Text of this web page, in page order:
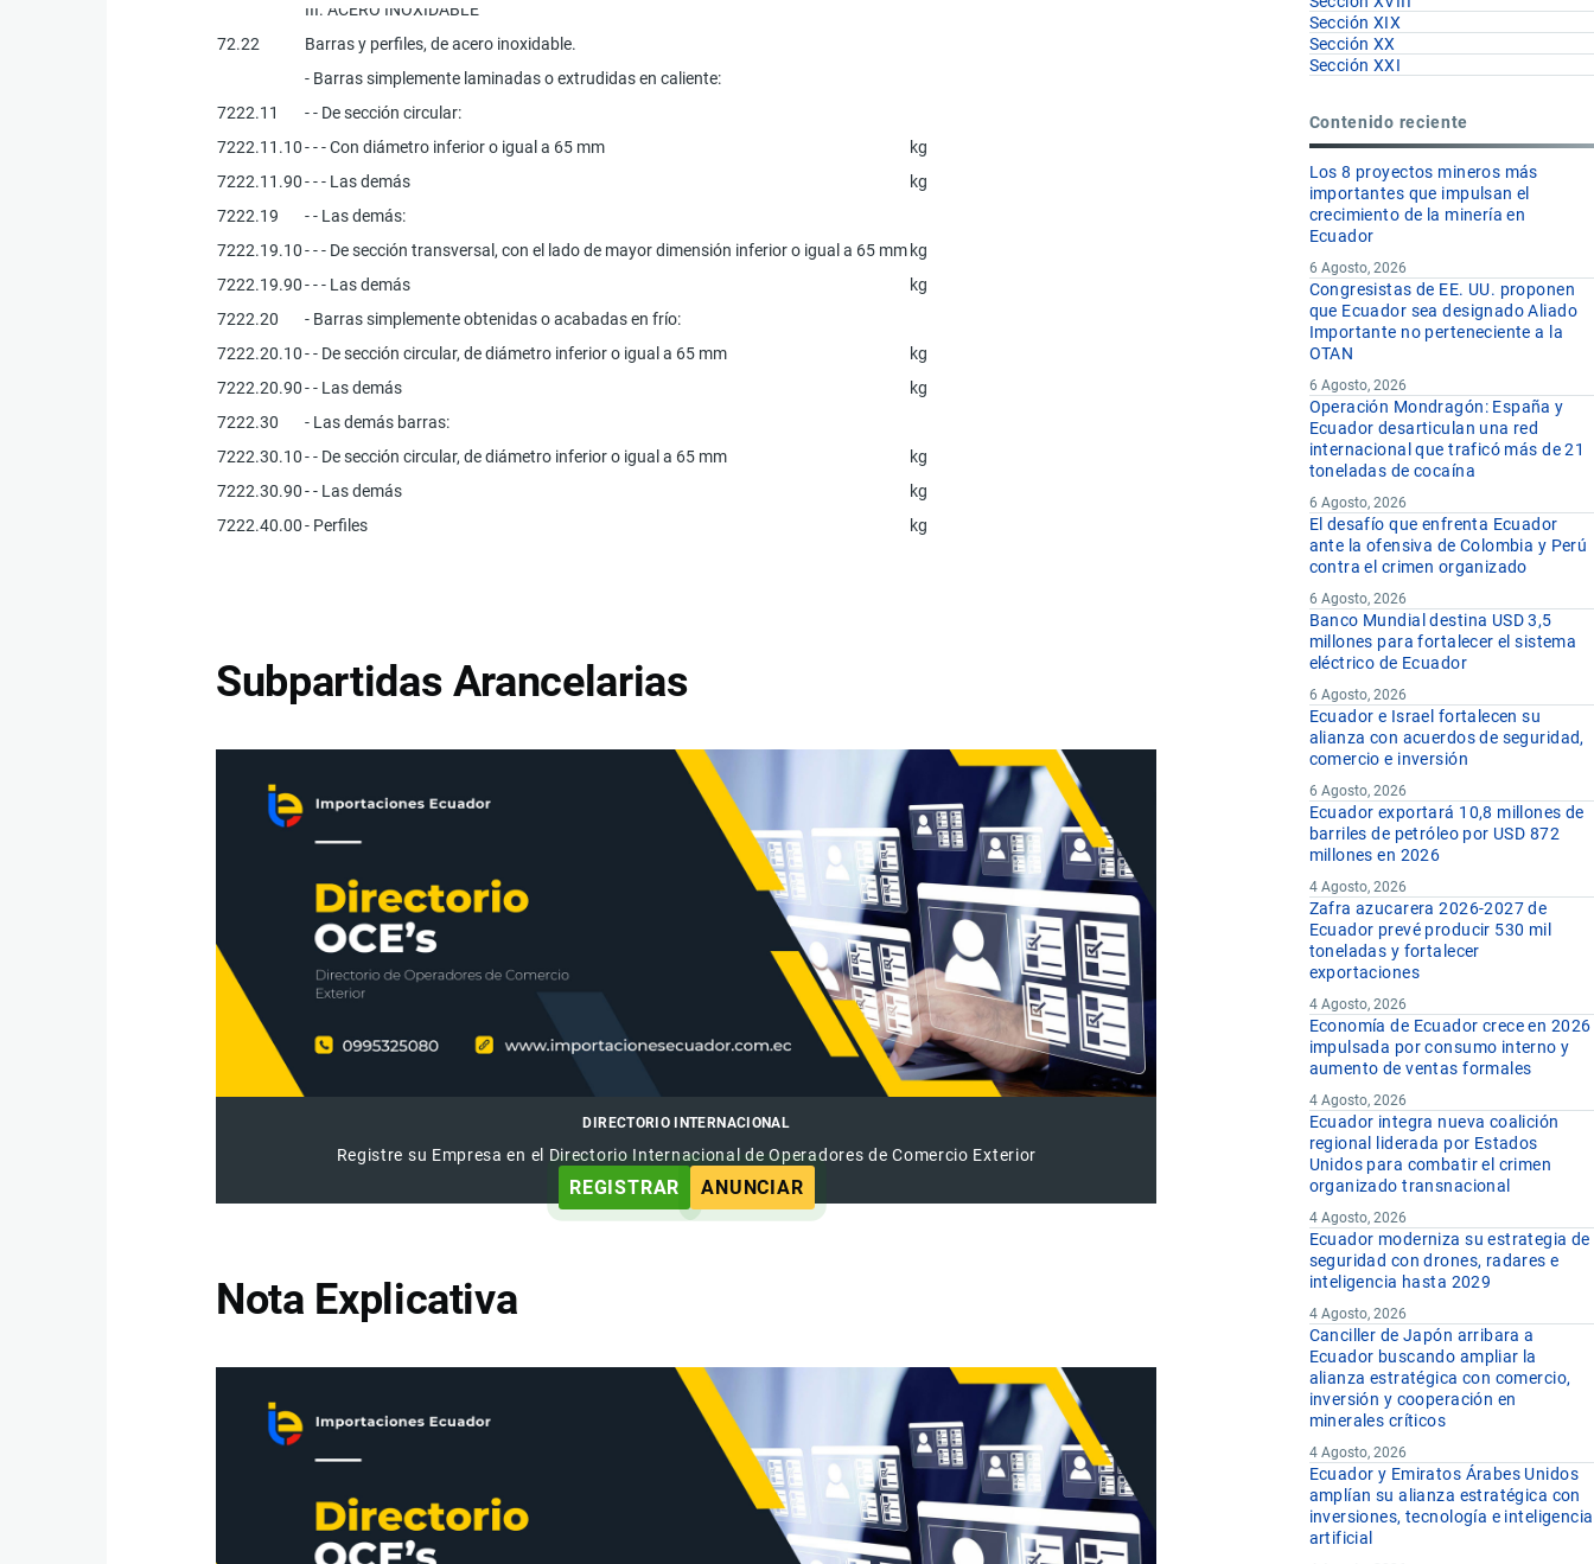
III. ACERO INOXIDABLE
72.22
Barras y perfiles, de acero inoxidable.
- Barras simplemente laminadas o extrudidas en caliente:
7222.11
- - De sección circular:
7222.11.10- - - Con diámetro inferior o igual a 65 mm
kg
7222.11.90- - - Las demás
kg
7222.19
- - Las demás:
7222.19.10- - - De sección transversal, con el lado de mayor dimensión inferior o igual a 65 mm kg
7222.19.90- - - Las demás
kg
7222.20
- Barras simplemente obtenidas o acabadas en frío:
7222.20.10- - De sección circular, de diámetro inferior o igual a 65 mm
kg
7222.20.90- - Las demás
kg
7222.30
- Las demás barras:
7222.30.10- - De sección circular, de diámetro inferior o igual a 65 mm
kg
7222.30.90- - Las demás
kg
7222.40.00- Perfiles kg
Subpartidas Arancelarias
DIRECTORIO INTERNACIONAL
Registre su Empresa en el Directorio Internacional de Operadores de Comercio Exterior
REGISTRAR ANUNCIAR
Nota Explicativa
Sección XIX
Sección XX
Sección XXI
Contenido reciente
Los 8 proyectos mineros más
importantes que impulsan el
crecimiento de la minería en
Ecuador
6 Agosto, 2026
Congresistas de EE. UU. proponen
que Ecuador sea designado Aliado
Importante no perteneciente a la
OTAN
6 Agosto, 2026
Operación Mondragón: España y
Ecuador desarticulan una red
internacional que traficó más de 21
toneladas de cocaína
6 Agosto, 2026
El desafío que enfrenta Ecuador
ante la ofensiva de Colombia y Perú
contra el crimen organizado
6 Agosto, 2026
Banco Mundial destina USD 3,5
millones para fortalecer el sistema
eléctrico de Ecuador
6 Agosto, 2026
Ecuador e Israel fortalecen su
alianza con acuerdos de seguridad,
comercio e inversión
6 Agosto, 2026
Ecuador exportará 10,8 millones de
barriles de petróleo por USD 872
millones en 2026
4 Agosto, 2026
Zafra azucarera 2026-2027 de
Ecuador prevé producir 530 mil
toneladas y fortalecer
exportaciones
4 Agosto, 2026
Economía de Ecuador crece en 2026
impulsada por consumo interno y
aumento de ventas formales
4 Agosto, 2026
Ecuador integra nueva coalición
regional liderada por Estados
Unidos para combatir el crimen
organizado transnacional
4 Agosto, 2026
Ecuador moderniza su estrategia de
seguridad con drones, radares e
inteligencia hasta 2029
4 Agosto, 2026
Canciller de Japón arribara a
Ecuador buscando ampliar la
alianza estratégica con comercio,
inversión y cooperación en
minerales críticos
4 Agosto, 2026
Ecuador y Emiratos Árabes Unidos
amplían su alianza estratégica con
inversiones, tecnología e inteligencia
artificial